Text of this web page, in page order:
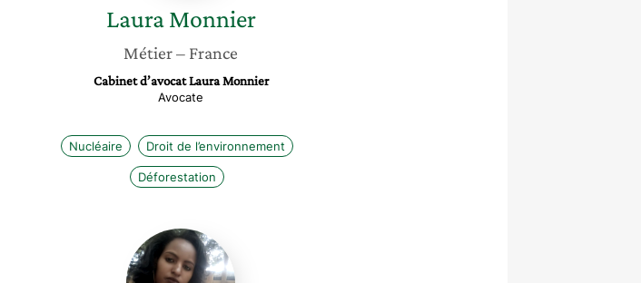
Laura Monnier
Métier– France
Cabinet d’avocat Laura Monnier
Avocate
Nucléaire Droit de l’environnement
Déforestation
Brkti
Gebremichael
Gebrehiwot